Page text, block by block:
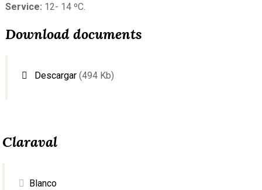
Service: 12- 14 ºC.
Download documents
Descargar (494 Kb)
Claraval
Blanco